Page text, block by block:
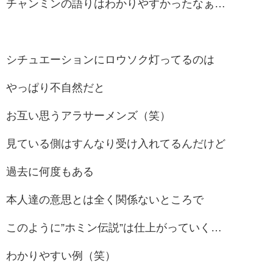
チャンミンの語りはわかりやすかったなぁ…
シチュエーションにロウソク灯ってるのは
やっぱり不自然だと
お互い思うアラサーメンズ（笑）
見ている側はすんなり受け入れてるんだけど
過去に何度もある
本人達の意思とは全く関係ないところで
このように”ホミン伝説”は仕上がっていく…
わかりやすい例（笑）